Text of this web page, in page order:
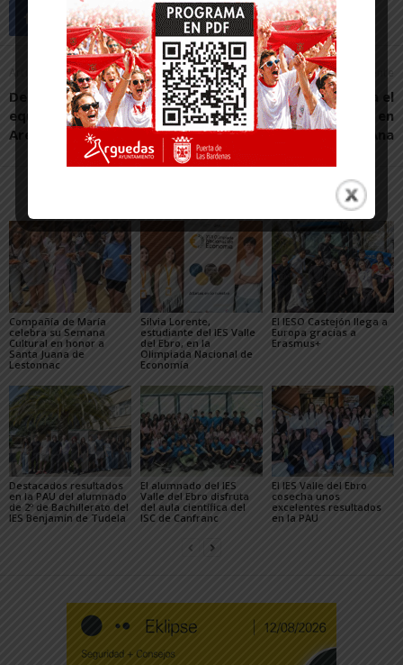
Artículo anterior
Derrota de los dos
equipos del Baloncesto
Arenas
Artículo siguiente
Maite Sanz Gallego gana el
IX Certamen Poético en
honor a Santa Ana
Compañía de María
celebra su Semana
Cultural en honor a
Santa Juana de
Lestonnac
Silvia Lorente,
estudiante del IES Valle
del Ebro, en la
Olimpiada Nacional de
Economía
El IESO Castejón llega a
Europa gracias a
Erasmus+
Destacados resultados
en la PAU del alumnado
de 2º de Bachillerato del
IES Benjamín de Tudela
El alumnado del IES
Valle del Ebro disfruta
del aula científica del
lSC de Canfranc
El IES Valle del Ebro
cosecha unos
excelentes resultados
en la PAU